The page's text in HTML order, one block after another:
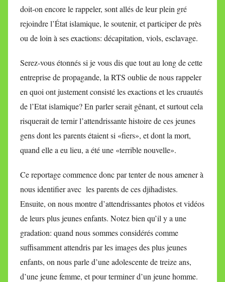
doit-on encore le rappeler, sont allés de leur plein gré
rejoindre l’État islamique, le soutenir, et participer de près
ou de loin à ses exactions: décapitation, viols, esclavage.
Serez-vous étonnés si je vous dis que tout au long de cette
entreprise de propagande, la RTS oublie de nous rappeler
en quoi ont justement consisté les exactions et les cruautés
de l’Etat islamique? En parler serait gênant, et surtout cela
risquerait de ternir l’attendrissante histoire de ces jeunes
gens dont les parents étaient si «fiers», et dont la mort,
quand elle a eu lieu, a été une «terrible nouvelle».
Ce reportage commence donc par tenter de nous amener à
nous identifier avec les parents de ces djihadistes.
Ensuite, on nous montre d’attendrissantes photos et vidéos
de leurs plus jeunes enfants. Notez bien qu’il y a une
gradation: quand nous sommes considérés comme
suffisamment attendris par les images des plus jeunes
enfants, on nous parle d’une adolescente de treize ans,
d’une jeune femme, et pour terminer d’un jeune homme.